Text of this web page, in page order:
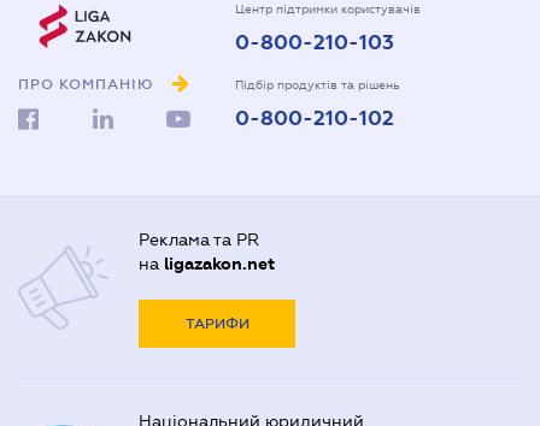
ПРО КОМПАНІЮ
Центр підтримки користувачів
0-800-210-103
Підбір продуктів та рішень
0-800-210-102
Реклама та PR
на ligazakon.net
ТАРИФИ
Національний юридичний